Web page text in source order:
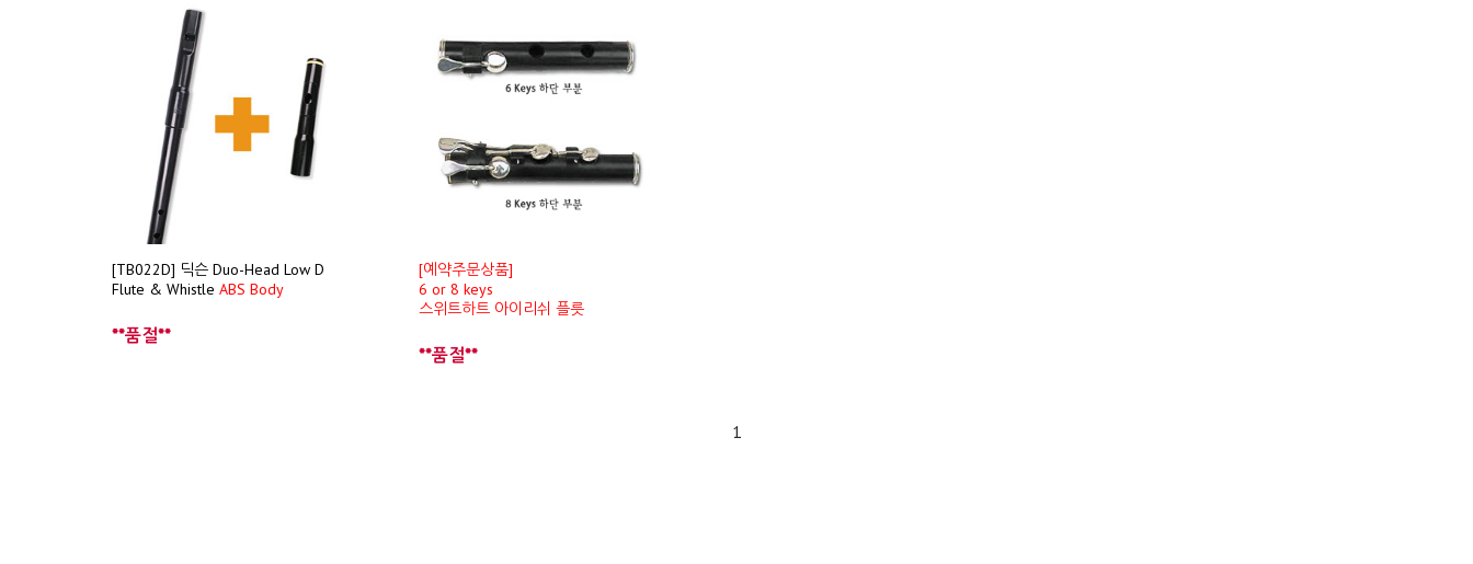
[TB022D] 딕슨 Duo-Head Low D
Flute & Whistle ABS Body
**품절**
[예약주문상품]
6 or 8 keys
스위트하트 아이리쉬 플릇
**품절**
1